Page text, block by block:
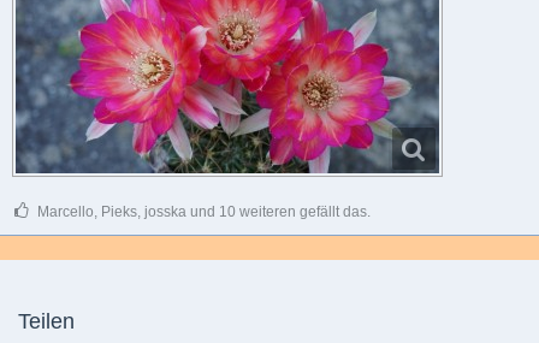
Marcello, Pieks, josska und 10 weiteren gefällt das.
Teilen